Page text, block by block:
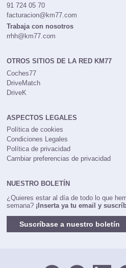
91 724 05 70
facturacion@km77.com
Trabaja con nosotros
rrhh@km77.com
OTROS SITIOS DE LA RED KM77
Coches77
DriveMatch
DriveK
ASPECTOS LEGALES
Política de cookies
Condiciones Legales
Política de privacidad
Cambiar preferencias de privacidad
NUESTRO BOLETÍN
¿Quieres estar al día de todo lo que
semana? ¡Inserta ya tu email y
Suscríbase a nuestro boletín